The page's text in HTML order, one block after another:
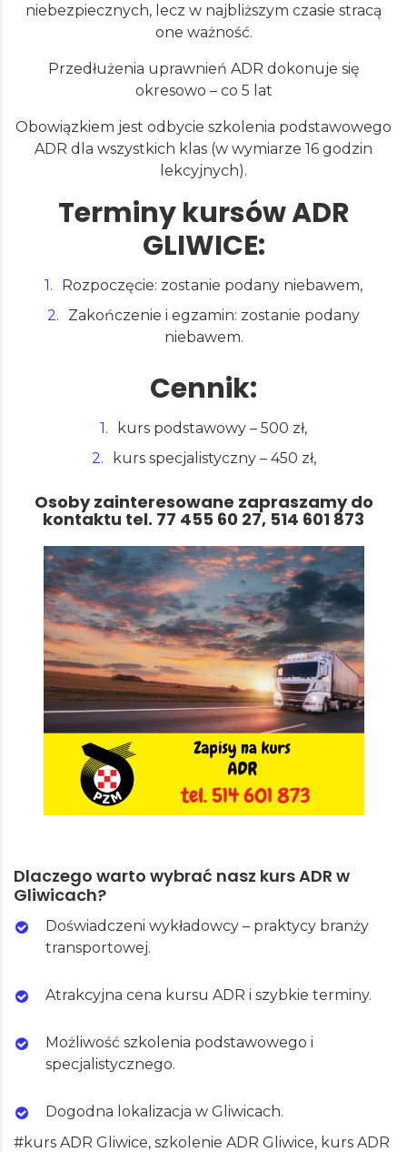
niebezpiecznych, lecz w najbliższym czasie stracą
one ważność.
Przedłużenia uprawnień ADR dokonuje się
okresowo – co 5 lat
Obowiązkiem jest odbycie szkolenia podstawowego
ADR dla wszystkich klas (w wymiarze 16 godzin
lekcyjnych).
Terminy kursów ADR
GLIWICE:
Rozpoczęcie: zostanie podany niebawem,
Zakończenie i egzamin: zostanie podany
niebawem.
Cennik:
kurs podstawowy – 500 zł,
kurs specjalistyczny – 450 zł,
Osoby zainteresowane zapraszamy do
kontaktu tel. 77 455 60 27, 514 601 873
Dlaczego warto wybrać nasz kurs ADR w
Gliwicach?
Doświadczeni wykładowcy – praktycy branży
transportowej.
Atrakcyjna cena kursu ADR i szybkie terminy.
Możliwość szkolenia podstawowego i
specjalistycznego.
Dogodna lokalizacja w Gliwicach.
#kurs ADR Gliwice, szkolenie ADR Gliwice, kurs ADR